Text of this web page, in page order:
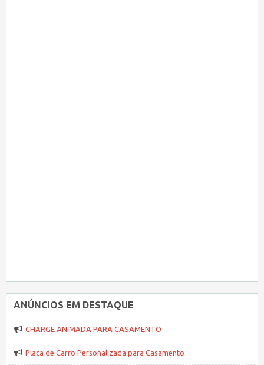
ANÚNCIOS EM DESTAQUE
CHARGE ANIMADA PARA CASAMENTO
Placa de Carro Personalizada para Casamento